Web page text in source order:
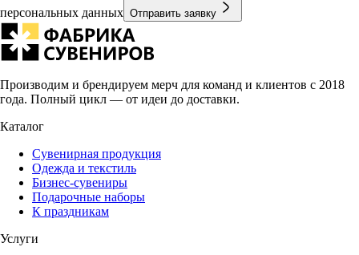
персональных данных Отправить заявку
Производим и брендируем мерч для команд и клиентов с 2018
года. Полный цикл — от идеи до доставки.
Каталог
Сувенирная продукция
Одежда и текстиль
Бизнес-сувениры
Подарочные наборы
К праздникам
Услуги